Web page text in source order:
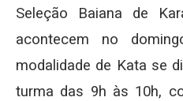
Seleção Baiana de
acontecem no
modalidade de Kata se
turma das 9h às 10h,